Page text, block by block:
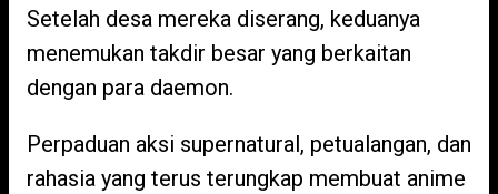
Setelah desa mereka diserang, keduanya
menemukan takdir besar yang berkaitan
dengan para daemon.
Perpaduan aksi supernatural, petualangan, dan
rahasia yang terus terungkap membuat anime